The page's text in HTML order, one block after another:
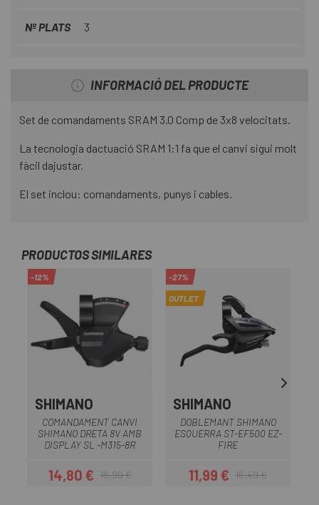
Nº PLATS 3
INFORMACIÓ DEL PRODUCTE
Set de comandaments SRAM 3.0 Comp de 3x8 velocitats.
La tecnologia dactuació SRAM 1:1 fa que el canvi sigui molt
fàcil dajustar.
El set inclou: comandaments, punys i cables.
PRODUCTOS SIMILARES
-12%
SHIMANO
COMANDAMENT CANVI
SHIMANO DRETA 8V AMB
DISPLAY SL -M315-8R
Preu
14,80 €Preu regular
16,99 €
-27%
OUTLET
SHIMANO
DOBLEMANT SHIMANO
ESQUERRA ST-EF500 EZ-
FIRE
Preu
11,99 €Preu regular
16,49 €